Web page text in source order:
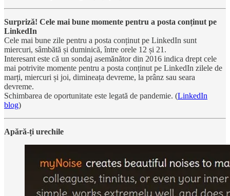
Surpriză! Cele mai bune momente pentru a posta conținut pe
LinkedIn
Cele mai bune zile pentru a posta conținut pe LinkedIn sunt
miercuri, sâmbătă și duminică, între orele 12 și 21.
Interesant este că un sondaj asemănător din 2016 indica drept cele
mai potrivite momente pentru a posta conținut pe LinkedIn zilele de
marți, miercuri și joi, dimineața devreme, la prânz sau seara
devreme.
Schimbarea de oportunitate este legată de pandemie. (LinkedIn
blog)
Apără-ți urechile